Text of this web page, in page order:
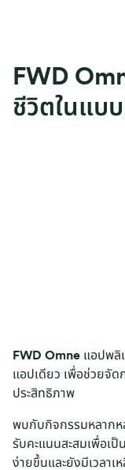
FWD
ชีวิตในแบ
FWD Omne แอปพลิ
แอปเดียว เพื่อช่วยจั
ประสิทธิภาพ
พบกับกิจกรรมหลากห
รับคะแนนสะสมเพื่อเ
ง่ายขึ้นและยังมีเวลาเ